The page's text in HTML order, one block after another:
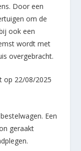
Door een
om de
ook een
wordt met
overgebracht.
op 22/08/2025
Een
geraakt